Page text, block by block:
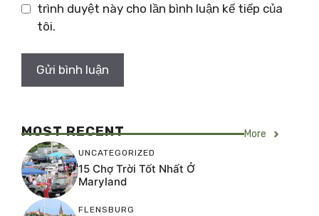
trình duyệt này cho lần bình luận kế tiếp của
tôi.
MOST RECENT More
UNCATEGORIZED
15 Chợ Trời Tốt Nhất Ở
Maryland
FLENSBURG